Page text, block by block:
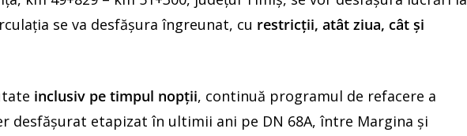
se va desfășura îngreunat, cu restricții, atât ziua, cât și
inclusiv pe timpul nopții, continuă programul de refacere a
desfășurat etapizat în ultimii ani pe DN 68A, între Margina și